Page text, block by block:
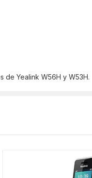
de Yealink W56H y W53H.